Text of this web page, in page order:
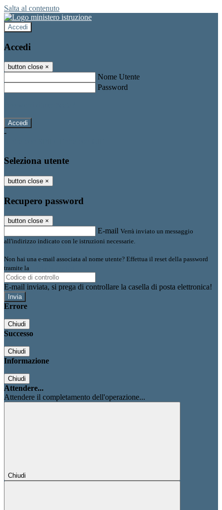
Salta al contenuto
Accedi
Accedi
button close ×
Nome Utente
Password
-
Seleziona utente
button close ×
Recupero password
button close ×
E-mail Verrà inviato un messaggio
all'indirizzo indicato con le istruzioni necessarie.
Non hai una e-mail associata al nome utente? Effettua il reset della password
tramite la
E-mail inviata, si prega di controllare la casella di posta elettronica!
Errore
Chiudi
Successo
Chiudi
Informazione
Chiudi
Attendere...
Attendere il completamento dell'operazione...
Chiudi